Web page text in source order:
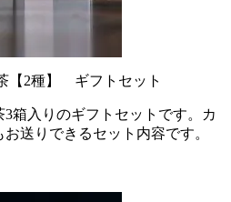
【2種】 ギフトセット
箱入りのギフトセットです。カ
送りできるセット内容です。